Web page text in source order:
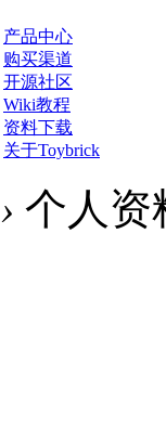
产品中心
购买渠道
开源社区
Wiki教程
资料下载
关于Toybrick
› 个人资